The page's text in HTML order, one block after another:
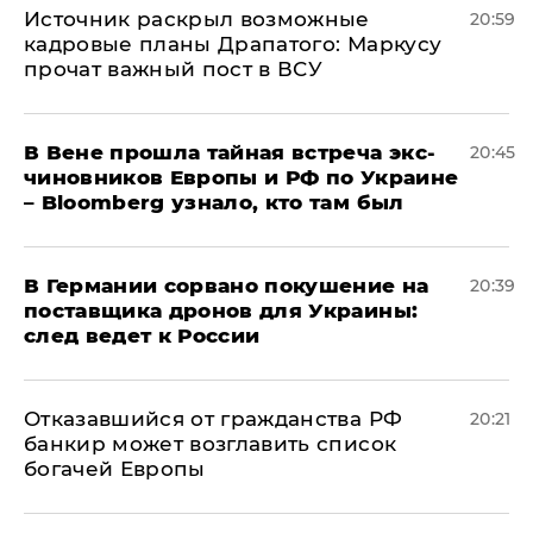
​Источник раскрыл возможные
кадровые планы Драпатого: Маркусу
прочат важный пост в ВСУ
20:59
В Вене прошла тайная встреча экс-
чиновников Европы и РФ по Украине
– Bloomberg узнало, кто там был
20:45
​В Германии сорвано покушение на
поставщика дронов для Украины:
след ведет к России
20:39
Отказавшийся от гражданства РФ
банкир может возглавить список
богачей Европы
20:21